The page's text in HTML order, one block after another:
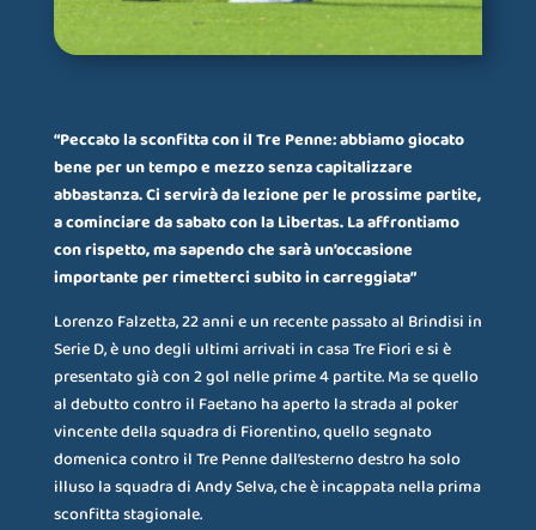
“Peccato la sconfitta con il Tre Penne: abbiamo giocato
bene per un tempo e mezzo senza capitalizzare
abbastanza. Ci servirà da lezione per le prossime partite,
a cominciare da sabato con la Libertas. La affrontiamo
con rispetto, ma sapendo che sarà un’occasione
importante per rimetterci subito in carreggiata”
Lorenzo Falzetta, 22 anni e un recente passato al Brindisi in
Serie D, è uno degli ultimi arrivati in casa Tre Fiori e si è
presentato già con 2 gol nelle prime 4 partite. Ma se quello
al debutto contro il Faetano ha aperto la strada al poker
vincente della squadra di Fiorentino, quello segnato
domenica contro il Tre Penne dall’esterno destro ha solo
illuso la squadra di Andy Selva, che è incappata nella prima
sconfitta stagionale.